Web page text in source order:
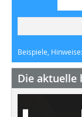
Beispiele,
Die aktuelle